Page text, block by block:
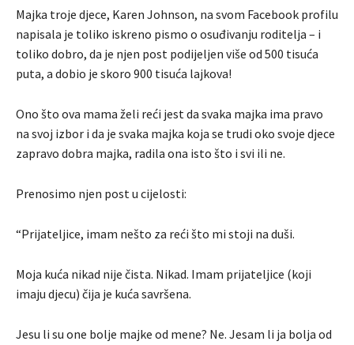
Majka troje djece, Karen Johnson, na svom Facebook profilu
napisala je toliko iskreno pismo o osuđivanju roditelja – i
toliko dobro, da je njen post podijeljen više od 500 tisuća
puta, a dobio je skoro 900 tisuća lajkova!
Ono što ova mama želi reći jest da svaka majka ima pravo
na svoj izbor i da je svaka majka koja se trudi oko svoje djece
zapravo dobra majka, radila ona isto što i svi ili ne.
Prenosimo njen post u cijelosti:
“Prijateljice, imam nešto za reći što mi stoji na duši.
Moja kuća nikad nije čista. Nikad. Imam prijateljice (koji
imaju djecu) čija je kuća savršena.
Jesu li su one bolje majke od mene? Ne. Jesam li ja bolja od